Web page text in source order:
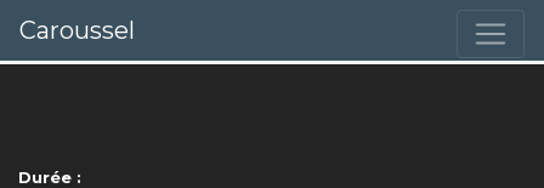
Caroussel
Durée :